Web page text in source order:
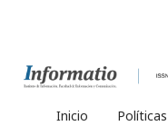
Inicio Políticas